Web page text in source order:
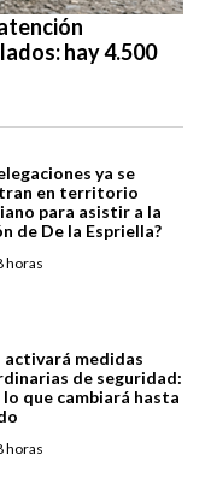
hay 4.500
ya se
en territorio
para asistir a la
de De la Espriella?
horas
activará medidas
de seguridad:
que cambiará hasta
horas